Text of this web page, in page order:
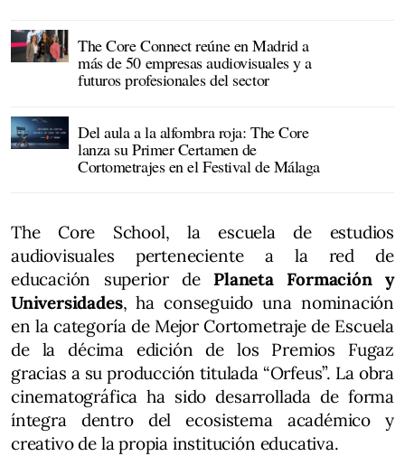
The Core Connect reúne en Madrid a
más de 50 empresas audiovisuales y a
futuros profesionales del sector
Del aula a la alfombra roja: The Core
lanza su Primer Certamen de
Cortometrajes en el Festival de Málaga
The Core School, la escuela de estudios
audiovisuales perteneciente a la red de
educación superior de Planeta Formación y
Universidades, ha conseguido una nominación
en la categoría de Mejor Cortometraje de Escuela
de la décima edición de los Premios Fugaz
gracias a su producción titulada “Orfeus”. La obra
cinematográfica ha sido desarrollada de forma
íntegra dentro del ecosistema académico y
creativo de la propia institución educativa.